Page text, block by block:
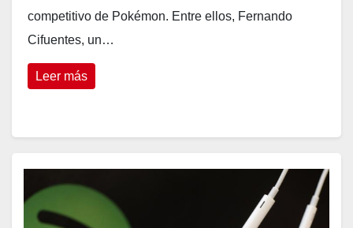
competitivo de Pokémon. Entre ellos, Fernando
Cifuentes, un…
Leer más